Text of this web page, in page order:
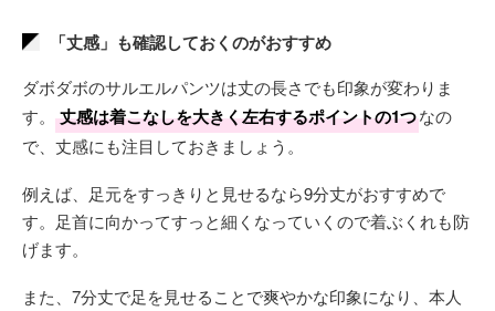
「丈感」も確認しておくのがおすすめ
ダボダボのサルエルパンツは丈の長さでも印象が変わりま
す。
丈感は着こなしを大きく左右するポイントの1つなの
で、丈感にも注目しておきましょう。
例えば、足元をすっきりと見せるなら9分丈がおすすめで
す。足首に向かってすっと細くなっていくので着ぶくれも防
げます。
また、7分丈で足を見せることで爽やかな印象になり、本人